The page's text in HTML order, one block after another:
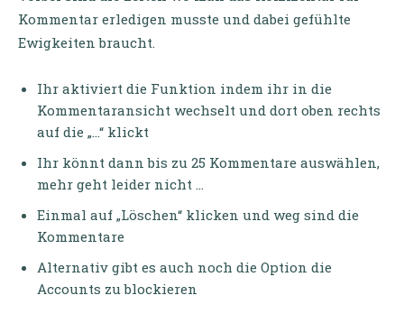
Kommentar erledigen musste und dabei gefühlte
Ewigkeiten braucht.
Ihr aktiviert die Funktion indem ihr in die
Kommentaransicht wechselt und dort oben rechts
auf die „…“ klickt
Ihr könnt dann bis zu 25 Kommentare auswählen,
mehr geht leider nicht …
Einmal auf „Löschen“ klicken und weg sind die
Kommentare
Alternativ gibt es auch noch die Option die
Accounts zu blockieren